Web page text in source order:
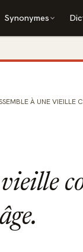
Synonymes
À UNE VIEILLE